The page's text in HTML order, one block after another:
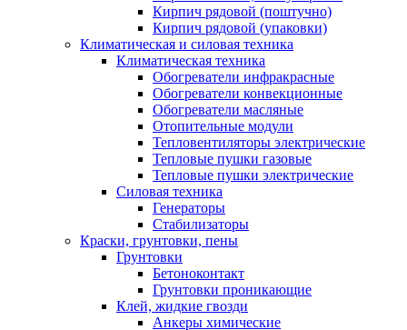
Кирпич рядовой (поштучно)
Кирпич рядовой (упаковки)
Климатическая и силовая техника
Климатическая техника
Обогреватели инфракрасные
Обогреватели конвекционные
Обогреватели масляные
Отопительные модули
Тепловентиляторы электрические
Тепловые пушки газовые
Тепловые пушки электрические
Силовая техника
Генераторы
Стабилизаторы
Краски, грунтовки, пены
Грунтовки
Бетоноконтакт
Грунтовки проникающие
Клей, жидкие гвозди
Анкеры химические